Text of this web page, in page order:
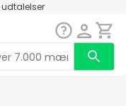
udtalelser